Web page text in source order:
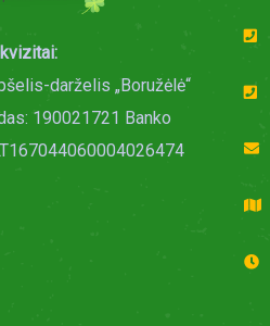
darželis „Boružėlė“
190021721 Banko